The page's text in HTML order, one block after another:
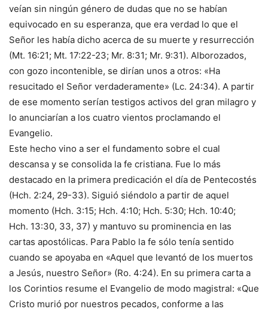
veían sin ningún género de dudas que no se habían
equivocado en su esperanza, que era verdad lo que el
Señor les había dicho acerca de su muerte y resurrección
(Mt. 16:21; Mt. 17:22-23; Mr. 8:31; Mr. 9:31). Alborozados,
con gozo incontenible, se dirían unos a otros: «Ha
resucitado el Señor verdaderamente» (Lc. 24:34). A partir
de ese momento serían testigos activos del gran milagro y
lo anunciarían a los cuatro vientos proclamando el
Evangelio.
Este hecho vino a ser el fundamento sobre el cual
descansa y se consolida la fe cristiana. Fue lo más
destacado en la primera predicación el día de Pentecostés
(Hch. 2:24, 29-33). Siguió siéndolo a partir de aquel
momento (Hch. 3:15; Hch. 4:10; Hch. 5:30; Hch. 10:40;
Hch. 13:30, 33, 37) y mantuvo su prominencia en las
cartas apostólicas. Para Pablo la fe sólo tenía sentido
cuando se apoyaba en «Aquel que levantó de los muertos
a Jesús, nuestro Señor» (Ro. 4:24). En su primera carta a
los Corintios resume el Evangelio de modo magistral: «Que
Cristo murió por nuestros pecados, conforme a las